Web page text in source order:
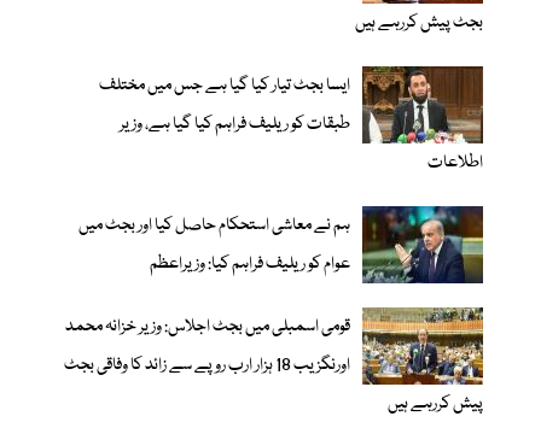
بجٹ پیش کررہے ہیں
ایسا بجٹ تیار کیا گیا ہے جس میں مختلف
طبقات کو ریلیف فراہم کیا گیا ہے، وزیر
اطلاعات
ہم نے معاشی استحکام حاصل کیا اور بجٹ میں
عوام کو ریلیف فراہم کیا: وزیراعظم
قومی اسمبلی میں بجٹ اجلاس: وزیر خزانہ محمد
اورنگزیب 18 ہزار ارب روپے سے زائد کا وفاقی بجٹ
پیش کررہے ہیں